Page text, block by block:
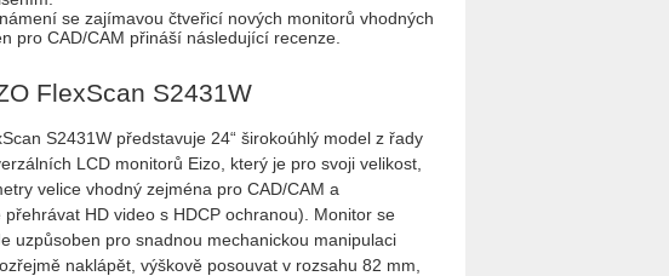
se zajímavou čtveřicí nových monitorů vhodných
pro CAD/CAM přináší následující recenze.
FlexScan S2431W
S2431W představuje 24“ širokoúhlý model z řady
LCD monitorů Eizo, který je pro svoji velikost,
velice vhodný zejména pro CAD/CAM a
HD video s HDCP ochranou). Monitor se
uzpůsoben pro snadnou mechanickou manipulaci
naklápět, výškově posouvat v rozsahu 82 mm,